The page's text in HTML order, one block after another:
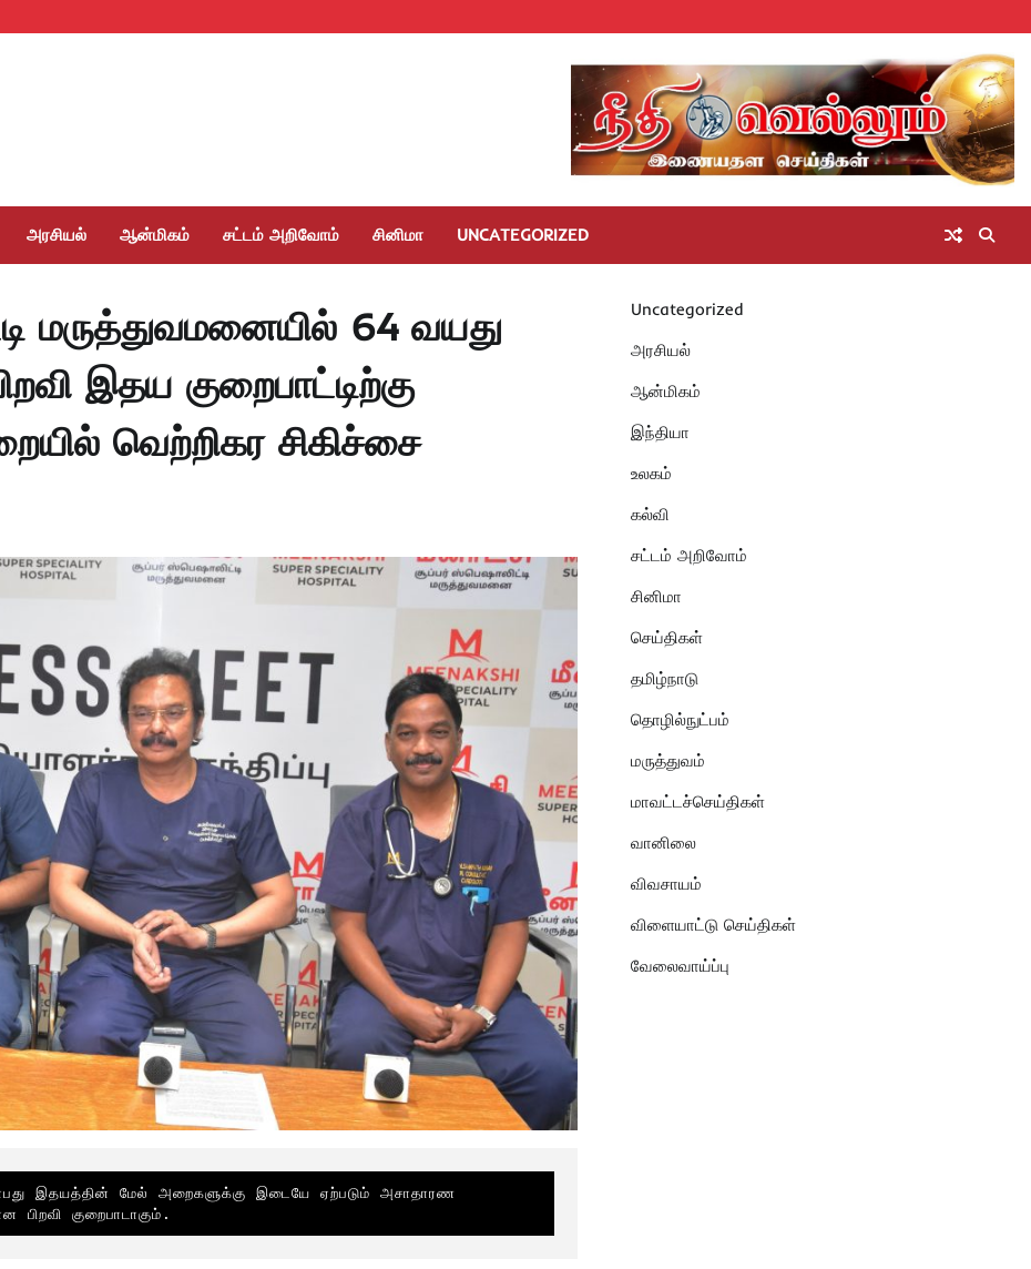
Homeசெய்திகள்
தமிழ்நாடுமாவட்டச்செய்திகள்
அரசியல்ஆன்மிகம்
சட்டம்
அறிவோம்
சினிமா
அரசியல் ஆன்மிகம் சட்டம் அறிவோம் சினிமா UNCATEGORIZED
மருத்துவமனையில் 64 வயது
இதய குறைபாட்டிற்கு
வெற்றிகர சிகிச்சை
இதயத்தின் மேல் அறைகளுக்கு இடையே ஏற்படும் அசாதாரண
பிறவி குறைபாடாகும்.
Uncategorized
அரசியல்
ஆன்மிகம்
இந்தியா
உலகம்
கல்வி
சட்டம் அறிவோம்
சினிமா
செய்திகள்
தமிழ்நாடு
தொழில்நுட்பம்
மருத்துவம்
மாவட்டச்செய்திகள்
வானிலை
விவசாயம்
விளையாட்டு செய்திகள்
வேலைவாய்ப்பு